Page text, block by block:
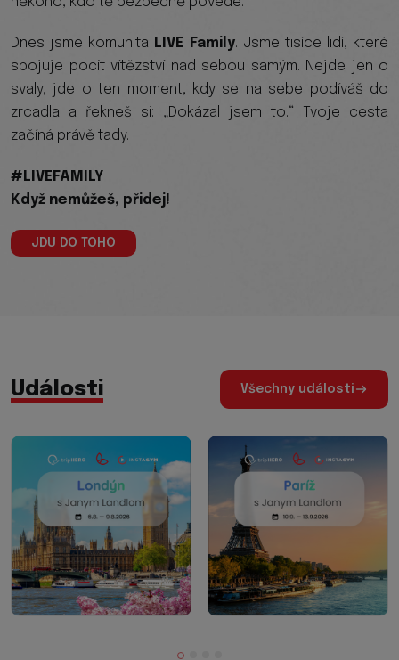
Dnes jsme komunita LIVE Family. Jsme tisíce lidí, které
spojuje pocit vítězství nad sebou samým. Nejde jen o
svaly, jde o ten moment, kdy se na sebe podíváš do
zrcadla a řekneš si: „Dokázal jsem to.“ Tvoje cesta
začíná právě tady.
#LIVEFAMILY
Když nemůžeš, přidej!
JDU DO TOHO
Události Všechny události